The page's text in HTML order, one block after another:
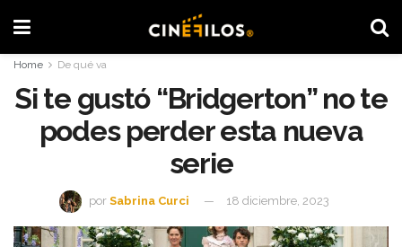
Home De qué va
Si te gustó “Bridgerton” no te
podes perder esta nueva
serie
por Sabrina Curci 18 diciembre, 2023